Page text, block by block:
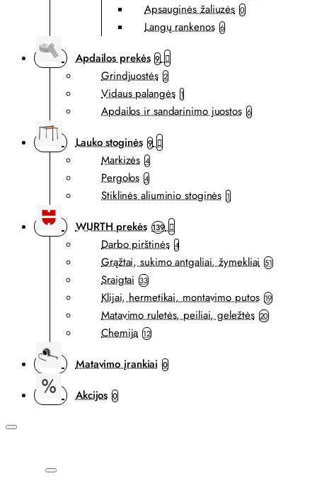
Apsauginės žaliuzės 0
Langų rankenos 6
Apdailos prekės 9
Grindjuostės 2
Vidaus palangės 1
Apdailos ir sandarinimo juostos 6
Lauko stoginės 9
Markizės 4
Pergolos 4
Stiklinės aliuminio stoginės 1
WURTH prekės 139
Darbo pirštinės 4
Grąžtai, sukimo antgaliai, žymekliai 51
Sraigtai 33
Klijai, hermetikai, montavimo putos 19
Matavimo ruletės, peiliai, geležtės 20
Chemija 12
Matavimo įrankiai 0
Akcijos 0